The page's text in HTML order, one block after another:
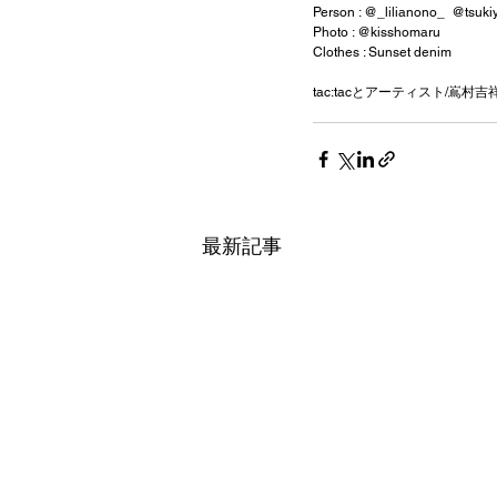
Person : @_lilianono_
Photo : @kisshomaru
Clothes : Sunset denim
tac:tacとアーティスト/嶌村吉
最新記事